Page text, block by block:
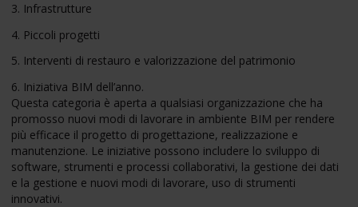
3. Infrastrutture
4. Piccoli progetti
5. Interventi di restauro e valorizzazione del patrimonio
6. Iniziativa BIM dell’anno.
Questa categoria è aperta a qualsiasi organizzazione che ha
promosso nuovi modi di lavorare in ambiente BIM per rendere
più efficace il progetto di progettazione, realizzazione e
manutenzione. Le iniziative possono includere lo sviluppo di
software, strumenti e processi collaborativi, la gestione dei dati
e la gestione e nuovi modi di lavorare, uso di strumenti
innovativi.